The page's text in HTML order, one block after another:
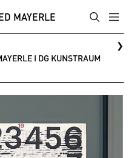
MAYERLE
❯
I DG KUNSTRAUM